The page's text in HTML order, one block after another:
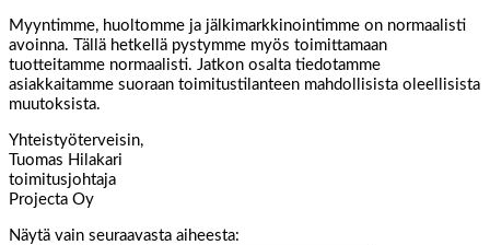
Myyntimme, huoltomme ja jälkimarkkinointimme on normaalisti
avoinna. Tällä hetkellä pystymme myös toimittamaan
tuotteitamme normaalisti. Jatkon osalta tiedotamme
asiakkaitamme suoraan toimitustilanteen mahdollisista oleellisista
muutoksista.
Yhteistyöterveisin,
Tuomas Hilakari
toimitusjohtaja
Projecta Oy
Näytä vain seuraavasta aiheesta: